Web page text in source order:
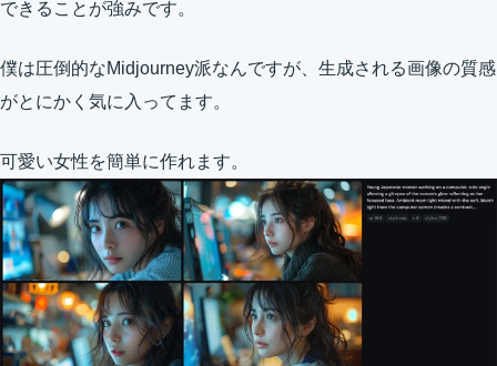
できることが強みです。
僕は圧倒的なMidjourney派なんですが、生成される画像の質感
がとにかく気に入ってます。
可愛い女性を簡単に作れます。